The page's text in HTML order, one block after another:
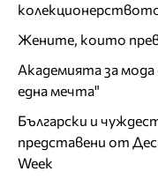
Жените, които
Академията за
една мечта"
Български и
представени от
Week